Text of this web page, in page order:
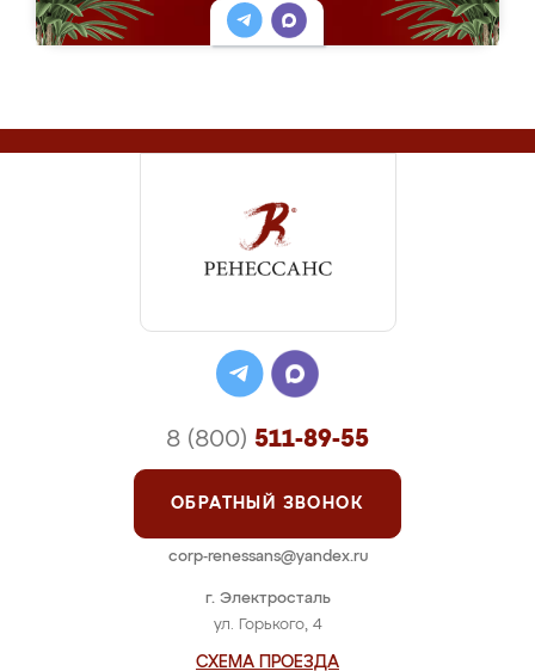
г. Электросталь
ул. Горького, 4
СХЕМА ПРОЕЗДА
8 (800) 511-89-55
ОБРАТНЫЙ ЗВОНОК
corp-renessans@yandex.ru